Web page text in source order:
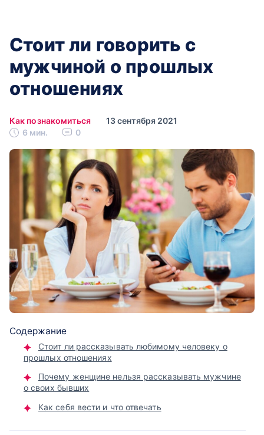
Стоит ли говорить с
мужчиной о прошлых
отношениях
Как познакомиться
13 сентября 2021
6 мин.
0
Содержание
Стоит ли рассказывать любимому человеку о
прошлых отношениях
Почему женщине нельзя рассказывать мужчине
о своих бывших
Как себя вести и что отвечать